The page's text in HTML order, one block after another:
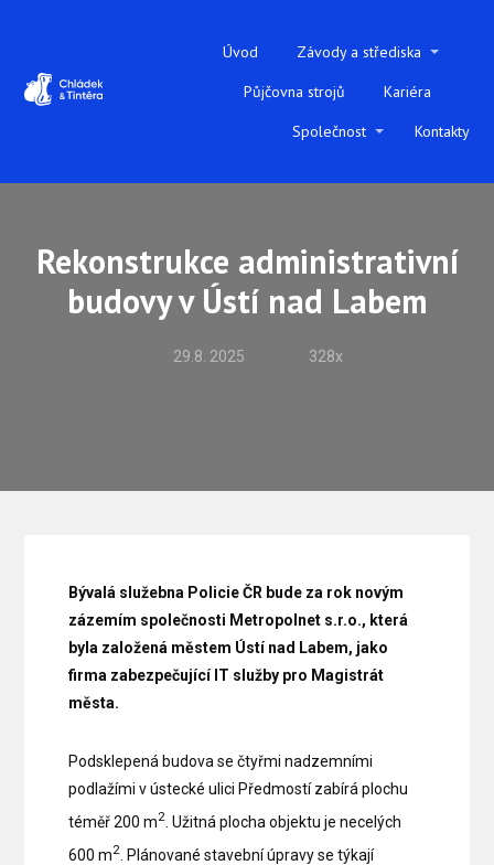
Úvod
Závody a střediska
Půjčovna strojů
Kariéra
Společnost
Kontakty
Rekonstrukce administrativní
budovy v Ústí nad Labem
29.8. 2025 328x
Bývalá služebna Policie ČR bude za rok novým
zázemím společnosti Metropolnet s.r.o., která
byla založená městem Ústí nad Labem, jako
firma zabezpečující IT služby pro Magistrát
města.
Podsklepená budova se čtyřmi nadzemními
podlažími v ústecké ulici Předmostí zabírá plochu
téměř 200 m2 . Užitná plocha objektu je necelých
600 m2 . Plánované stavební úpravy se týkají